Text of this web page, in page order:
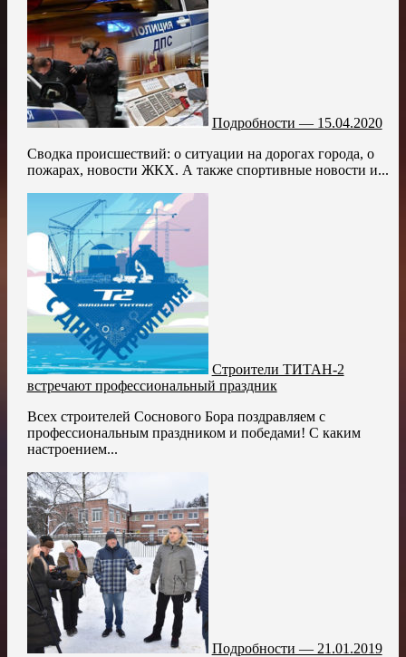
Подробности — 15.04.2020
Сводка происшествий: о ситуации на дорогах города, о
пожарах, новости ЖКХ. А также спортивные новости и...
Строители ТИТАН-2
встречают профессиональный праздник
Всех строителей Соснового Бора поздравляем с
профессиональным праздником и победами! С каким
настроением...
Подробности — 21.01.2019